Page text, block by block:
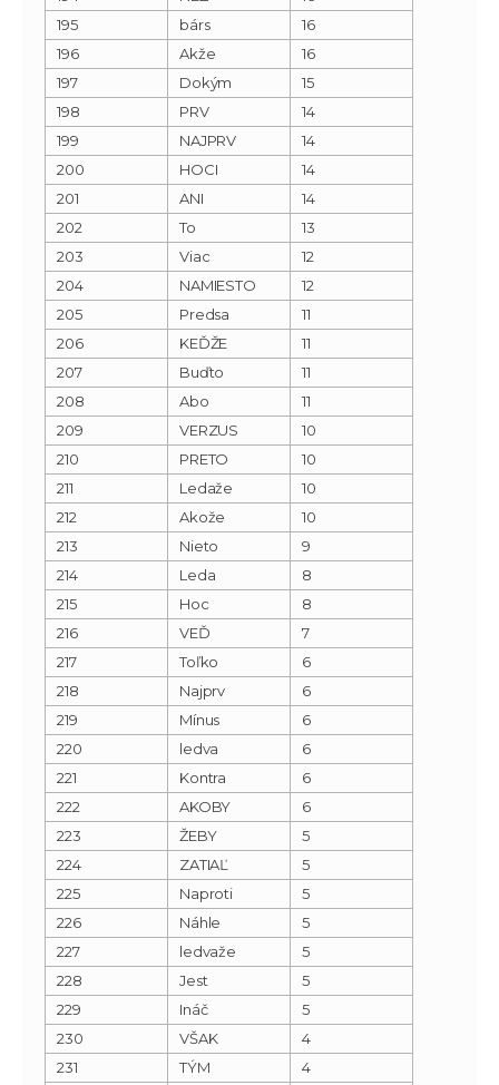
195
bárs
16
196
Akže
16
197
Dokým
15
198
PRV
14
199
NAJPRV
14
200
HOCI
14
201
ANI
14
202
To
13
203
Viac
12
204
NAMIESTO
12
205
Predsa
11
206
KEĎŽE
11
207
Buďto
11
208
Abo
11
209
VERZUS
10
210
PRETO
10
211
Ledaže
10
212
Akože
10
213
Nieto
9
214
Leda
8
215
Hoc
8
216
VEĎ
7
217
Toľko
6
218
Najprv
6
219
Mínus
6
220
ledva
6
221
Kontra
6
222
AKOBY
6
223
ŽEBY
5
224
ZATIAĽ
5
225
Naproti
5
226
Náhle
5
227
ledvaže
5
228
Jest
5
229
Ináč
5
230
VŠAK
4
231
TÝM
4